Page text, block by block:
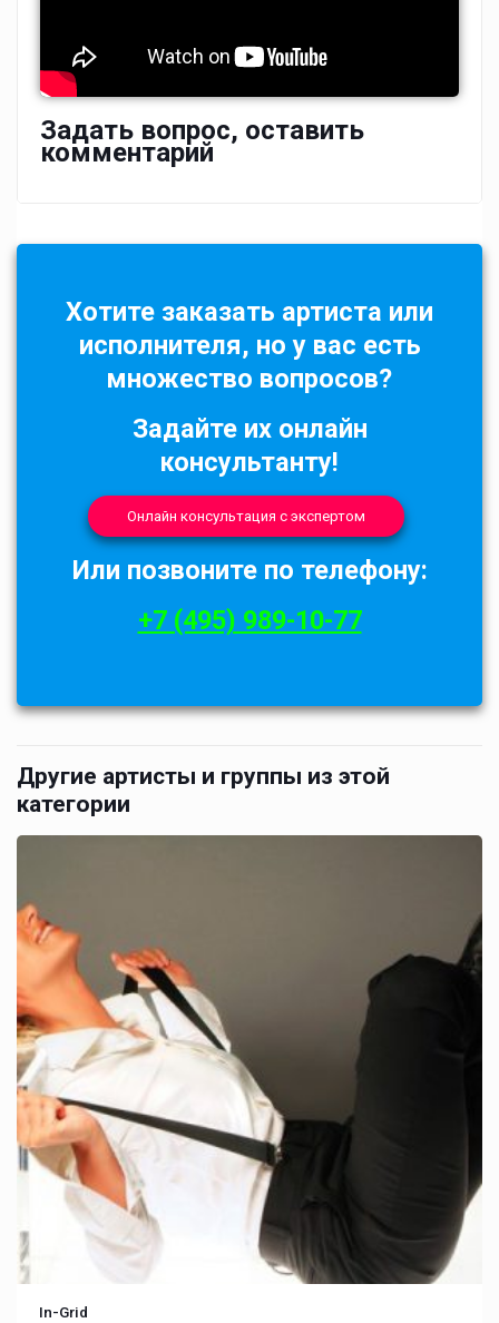
Задать вопрос, оставить
комментарий
Хотите заказать артиста или
исполнителя, но у вас есть
множество вопросов?
Задайте их онлайн
консультанту!
Онлайн консультация с экспертом
Или позвоните по телефону:
+7 (495) 989-10-77
Другие артисты и группы из этой
категории
In-Grid